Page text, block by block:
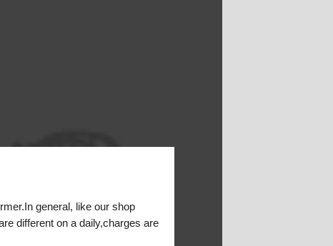
general, like our shop
different on a daily,charges are